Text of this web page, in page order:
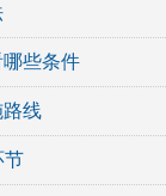
些条件
线
节